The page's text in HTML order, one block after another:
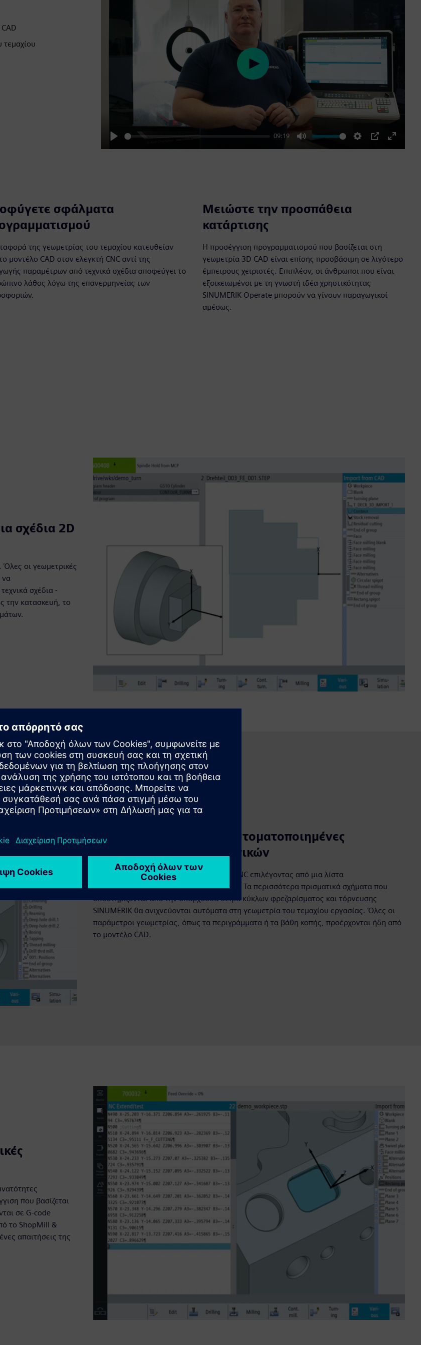
τεμαχίου
Play
09:19
Mute Settings
PIP
Enter
Play
σφάλματα
της γεωμετρίας του τεμαχίου κατευθείαν
μοντέλο CAD στον ελεγκτή CNC αντί της
παραμέτρων από τεχνικά σχέδια αποφεύγει το
λάθος λόγω της επανερμηνείας των
Μειώστε την προσπάθεια
κατάρτισης
Η προσέγγιση προγραμματισμού που βασίζεται στη
γεωμετρία 3D CAD είναι επίσης προσβάσιμη σε λιγότερο
έμπειρους χειριστές. Επιπλέον, οι άνθρωποι που είναι
εξοικειωμένοι με τη γνωστή ιδέα χρηστικότητας
SINUMERIK Operate μπορούν να γίνουν παραγωγικοί
αμέσως.
σχέδια 2D
οι γεωμετρικές
να
σχέδια -
την κατασκευή, το
Επωφεληθείτε από τις αυτοματοποιημένες
ανιχνεύσεις χαρακτηριστικών
Δημιουργήστε γρήγορα ένα πρόγραμμα CNC επιλέγοντας από μια λίστα
προδιαμορφωμένων κύκλων κατεργασίας. Τα περισσότερα πρισματικά σχήματα που
υποστηρίζονται από την υπάρχουσα σειρά κύκλων φρεζαρίσματος και τόρνευσης
SINUMERIK θα ανιχνεύονται αυτόματα στη γεωμετρία του τεμαχίου εργασίας. Όλες οι
παράμετροι γεωμετρίας, όπως τα περιγράμματα ή τα βάθη κοπής, προέρχονται ήδη από
το μοντέλο CAD.
που βασίζεται
σε G-code
το ShopMill &
απαιτήσεις της